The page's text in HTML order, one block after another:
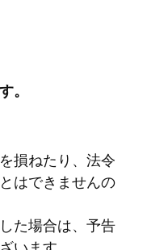
。
損ねたり、法令
はできませんの
た場合は、予告